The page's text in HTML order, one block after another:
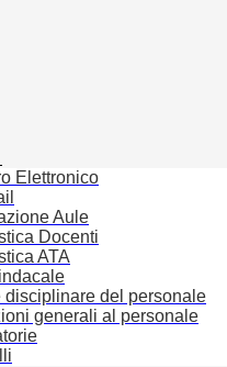
Elettronico
Aule
Docenti
ATA
disciplinare del personale
generali al personale